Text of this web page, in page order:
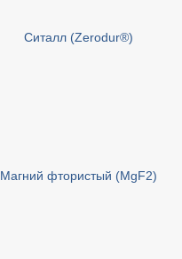
Cиталл (Zerodur®)
Магний фтористый (MgF2)